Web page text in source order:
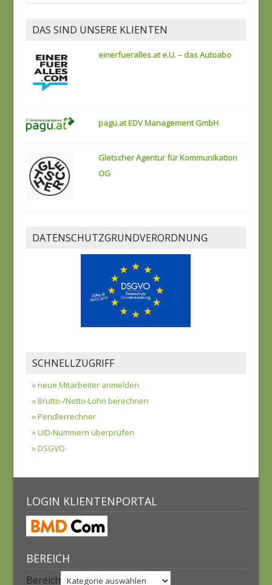
DAS SIND UNSERE KLIENTEN
einerfueralles.at e.U. – das Autoabo
pagu.at EDV Management GmbH
Gletscher Agentur für Kommunikation
OG
DATENSCHUTZGRUNDVERORDNUNG
SCHNELLZUGRIFF
» neue Mitarbeiter anmelden
» Brutto-/Netto-Lohn berechnen
» Pendlerrechner
» UID-Nummern überprüfen
» DSGVO
LOGIN KLIENTENPORTAL
BEREICH
Bereich